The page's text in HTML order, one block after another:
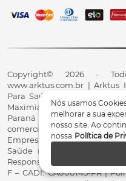
Nós usamos
melhorar a sua
nosso site. Ao
nossa Política de
Copyright© 2026 -
www.arktus.com.br | Arktus
Para Saúde Ltda | CNPJ:
Maximiano, 107, Parque
Paraná - CEP 85825-900
comercial@arktus.com.br |
Empresa - AFE/ANVISA -
Saúde (Correlatos):
Responsável Técnico Dr.
F – CADI: CA000145-PR |